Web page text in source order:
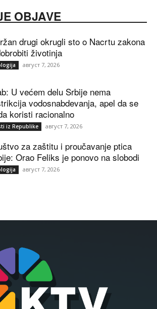
OBJAVE
drugi okrugli sto o Nacrtu zakona
životinja
август 7, 2026
U većem delu Srbije nema
vodosnabdevanja, apel da se
koristi racionalno
iz Republike август 7, 2026
za zaštitu i proučavanje ptica
Orao Feliks je ponovo na slobodi
август 7, 2026